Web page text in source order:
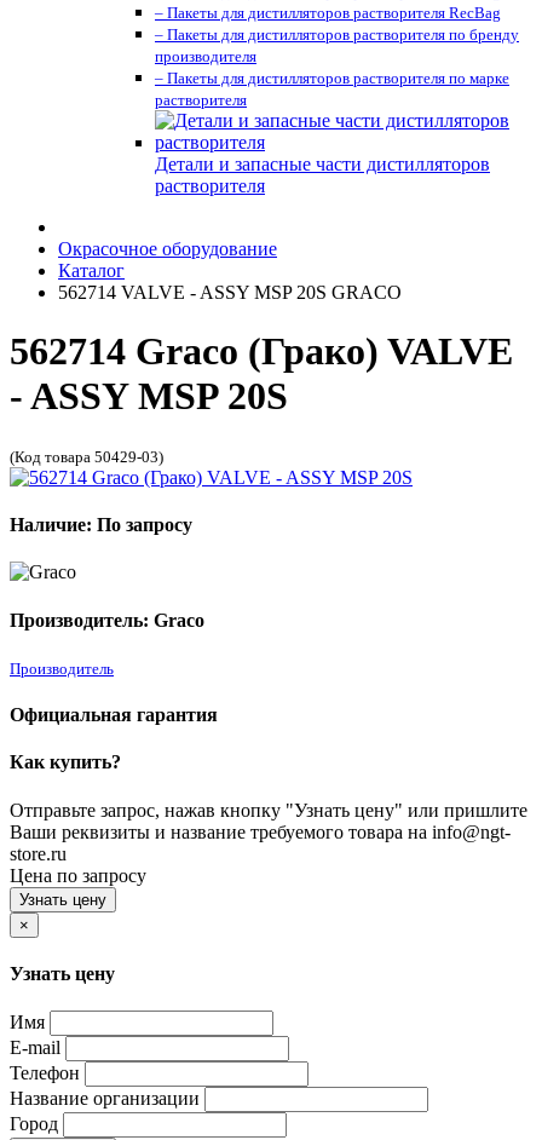
– Пакеты для дистилляторов растворителя RecBag
– Пакеты для дистилляторов растворителя по бренду
производителя
– Пакеты для дистилляторов растворителя по марке
растворителя
Детали и запасные части дистилляторов
растворителя
Окрасочное оборудование
Каталог
562714 VALVE - ASSY MSP 20S GRACO
562714 Graco (Грако) VALVE
- ASSY MSP 20S
(Код товара 50429-03)
Наличие: По запросу
Производитель: Graco
Производитель
Официальная гарантия
Как купить?
Отправьте запрос, нажав кнопку "Узнать цену" или пришлите
Ваши реквизиты и название требуемого товара на info@ngt-
store.ru
Цена по запросу
Узнать цену
×
Узнать цену
Имя
E-mail
Телефон
Название организации
Город